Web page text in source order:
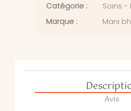
Catégorie :
Soins -
Marque :
Mani
Avis